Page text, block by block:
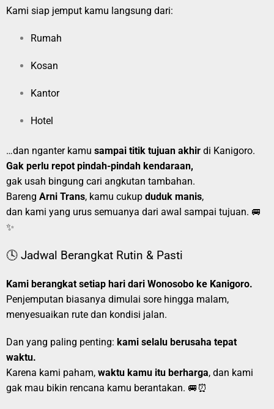
Kami siap jemput kamu langsung dari:
Rumah
Kosan
Kantor
Hotel
…dan nganter kamu sampai titik tujuan akhir di Kanigoro.
Gak perlu repot pindah-pindah kendaraan,
gak usah bingung cari angkutan tambahan.
Bareng Arni Trans, kamu cukup duduk manis,
dan kami yang urus semuanya dari awal sampai tujuan. 🚐
✨
🕓 Jadwal Berangkat Rutin & Pasti
Kami berangkat setiap hari dari Wonosobo ke Kanigoro.
Penjemputan biasanya dimulai sore hingga malam,
menyesuaikan rute dan kondisi jalan.
Dan yang paling penting: kami selalu berusaha tepat
waktu.
Karena kami paham, waktu kamu itu berharga, dan kami
gak mau bikin rencana kamu berantakan. 🚐⏰